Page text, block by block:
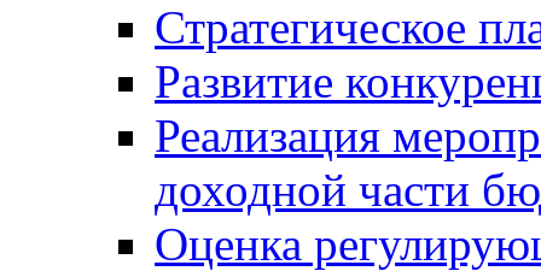
Стратегическое
Развитие
Реализация
доходной части
Оценка